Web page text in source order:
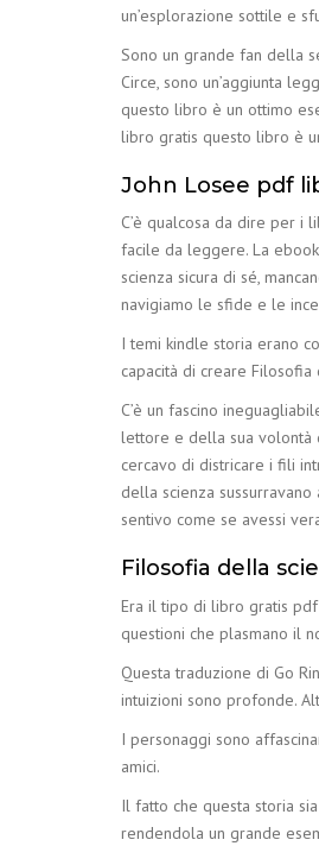
un’esplorazione sottile e
Sono un grande fan della
Circe, sono un’aggiunta
questo libro è un ottimo
libro gratis questo libro è
John Losee pdf
C’è qualcosa da dire per i
facile da leggere. La
scienza sicura di sé,
navigiamo le sfide e le
I temi kindle storia erano
capacità di creare
C’è un fascino
lettore e della sua volontà
cercavo di districare i fili
della scienza
sentivo come se avessi
Filosofia della
Era il tipo di libro gratis
questioni che plasmano il
Questa traduzione di Go
intuizioni sono profonde.
I personaggi sono
amici.
Il fatto che questa storia
rendendola un grande